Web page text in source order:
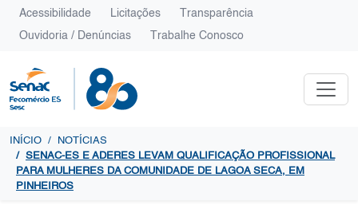
Acessibilidade Licitações Transparência
Ouvidoria / Denúncias Trabalhe Conosco
INÍCIO
NOTÍCIAS
SENAC-ES E ADERES LEVAM QUALIFICAÇÃO PROFISSIONAL
PARA MULHERES DA COMUNIDADE DE LAGOA SECA, EM
PINHEIROS